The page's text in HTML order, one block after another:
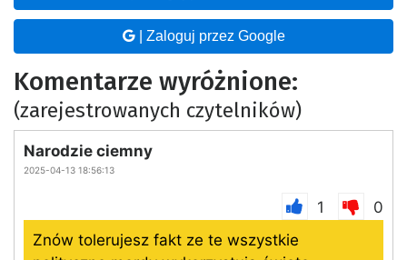
| Zaloguj przez Google
Komentarze wyróżnione:
(zarejestrowanych czytelników)
Narodzie ciemny
2025-04-13 18:56:13
1
0
Znów tolerujesz fakt ze te wszystkie